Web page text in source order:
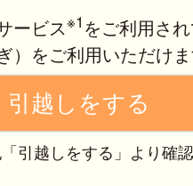
ービス※1 をご利用さ
）をご利用いただけ
引越しをする」より確